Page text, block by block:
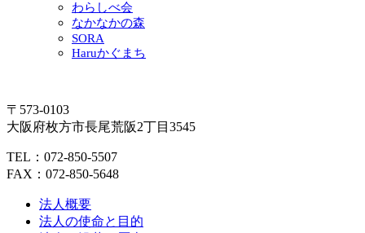
わらしべ会
なかなかの森
SORA
Haruかぐまち
〒573-0103
大阪府枚方市長尾荒阪2丁目3545
TEL：072-850-5507
FAX：072-850-5648
法人概要
法人の使命と目的